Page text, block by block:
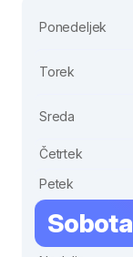
Ponedeljek
Torek
Sreda
Četrtek
Petek
Sobota